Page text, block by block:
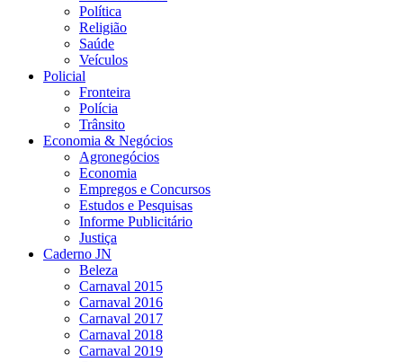
Política
Religião
Saúde
Veículos
Policial
Fronteira
Polícia
Trânsito
Economia & Negócios
Agronegócios
Economia
Empregos e Concursos
Estudos e Pesquisas
Informe Publicitário
Justiça
Caderno JN
Beleza
Carnaval 2015
Carnaval 2016
Carnaval 2017
Carnaval 2018
Carnaval 2019